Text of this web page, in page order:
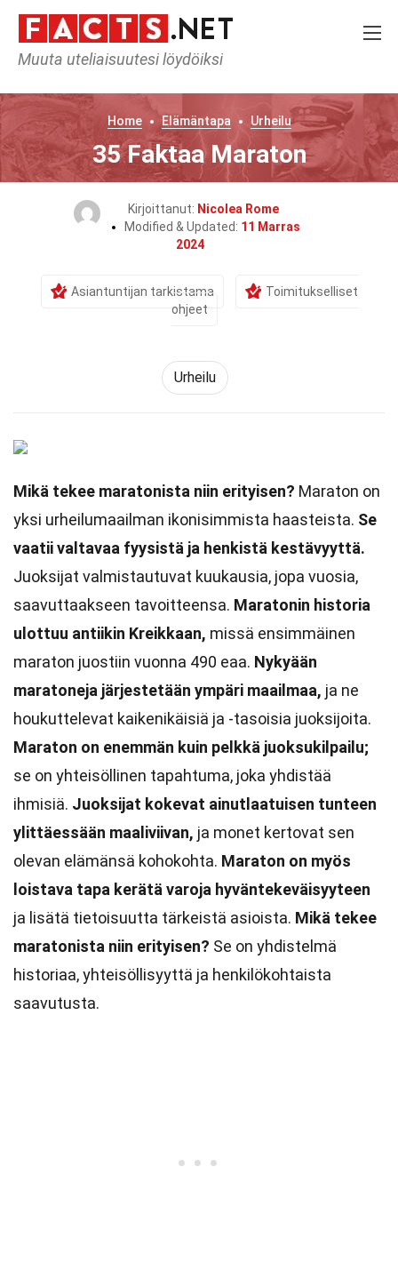
Muuta uteliaisuutesi löydöiksi
Home Elämäntapa Urheilu
35 Faktaa Maraton
Kirjoittanut: Nicolea Rome
Modified & Updated: 11 Marras
2024
Asiantuntijan tarkistama
Toimitukselliset
ohjeet
Urheilu
Mikä tekee maratonista niin erityisen? Maraton on
yksi urheilumaailman ikonisimmista haasteista. Se
vaatii valtavaa fyysistä ja henkistä kestävyyttä.
Juoksijat valmistautuvat kuukausia, jopa vuosia,
saavuttaakseen tavoitteensa. Maratonin historia
ulottuu antiikin Kreikkaan, missä ensimmäinen
maraton juostiin vuonna 490 eaa. Nykyään
maratoneja järjestetään ympäri maailmaa, ja ne
houkuttelevat kaikenikäisiä ja -tasoisia juoksijoita.
Maraton on enemmän kuin pelkkä juoksukilpailu;
se on yhteisöllinen tapahtuma, joka yhdistää
ihmisiä. Juoksijat kokevat ainutlaatuisen tunteen
ylittäessään maaliviivan, ja monet kertovat sen
olevan elämänsä kohokohta. Maraton on myös
loistava tapa kerätä varoja hyväntekeväisyyteen
ja lisätä tietoisuutta tärkeistä asioista. Mikä tekee
maratonista niin erityisen? Se on yhdistelmä
historiaa, yhteisöllisyyttä ja henkilökohtaista
saavutusta.